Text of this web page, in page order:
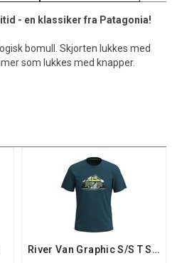
- en klassiker fra Patagonia!
bomull. Skjorten lukkes med
som lukkes med knapper.
River Van Graphic S/S T Slim Fit